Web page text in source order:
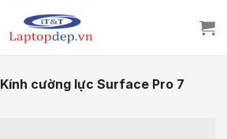
Kính cường lực Surface Pro 7